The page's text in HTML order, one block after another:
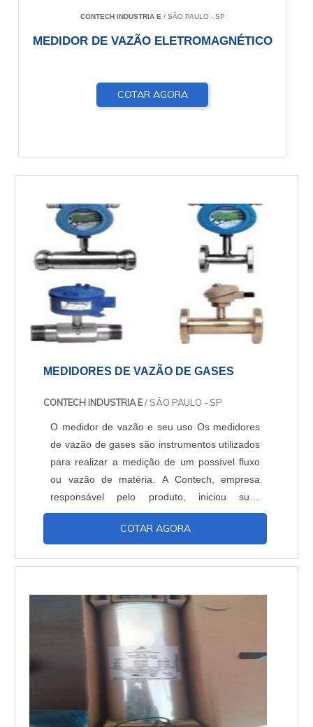
CONTECH INDUSTRIA E / SÃO PAULO - SP
MEDIDOR DE VAZÃO ELETROMAGNÉTICO
COTAR AGORA
MEDIDORES DE VAZÃO DE GASES
CONTECH INDUSTRIA E/ SÃO PAULO - SP
O medidor de vazão e seu uso Os medidores
de vazão de gases são instrumentos utilizados
para realizar a medição de um possível fluxo
ou vazão de matéria. A Contech, empresa
responsável pelo produto, iniciou suas
atividades em 1991 com o intuito de
desenvolver aparelhos eletrônicos que visam
de cada um de seus clientes. A rede garante
altamente capacitados...
COTAR AGORA